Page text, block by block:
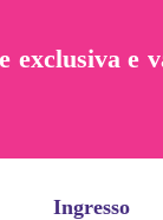
exclusiva e
Ingresso